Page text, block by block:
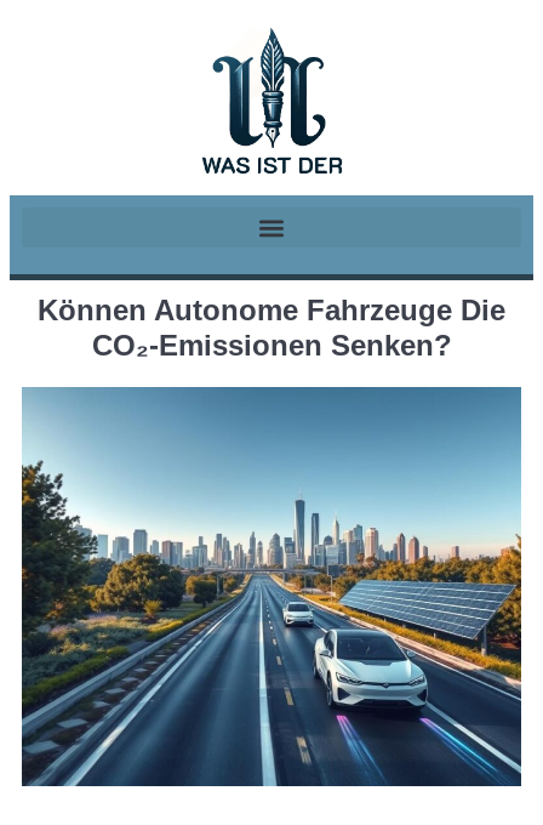
Können Autonome Fahrzeuge Die
CO₂-Emissionen Senken?